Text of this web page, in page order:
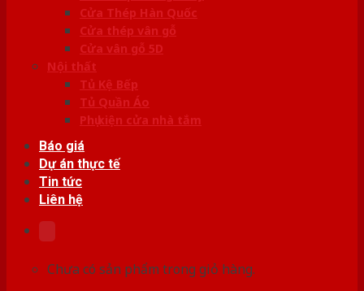
Cửa Thép Hàn Quốc
Cửa thép vân gỗ
Cửa vân gỗ 5D
Nội thất
Tủ Kệ Bếp
Tủ Quần Áo
Phụ kiện cửa nhà tắm
Báo giá
Dự án thực tế
Tin tức
Liên hệ
Chưa có sản phẩm trong giỏ hàng.